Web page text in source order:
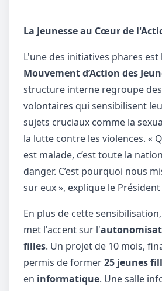
La Jeunesse au Cœur de
L'une des initiatives phares
Mouvement d’Action des
structure interne regroupe
volontaires qui sensibilisent
sujets cruciaux comme la
la lutte contre les violences. «
est malade, c’est toute la
danger. C’est pourquoi nous
sur eux », explique le
En plus de cette sensibilisation,
met l'accent sur l'
filles. Un projet de 10 mois,
permis de former25 jeunes
en informatique. Une salle